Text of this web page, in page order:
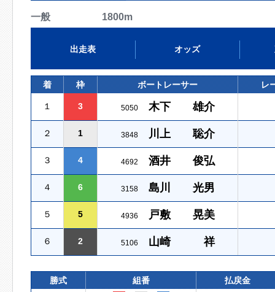
一般 1800m
出走表 オッズ
着 枠 ボートレーサー レ
１ 3 5050 木下 雄介
２ 1 3848 川上 聡介
３ 4 4692 酒井 俊弘
４ 6 3158 島川 光男
５ 5 4936 戸敷 晃美
６ 2 5106 山崎 祥
勝式 組番 払戻金